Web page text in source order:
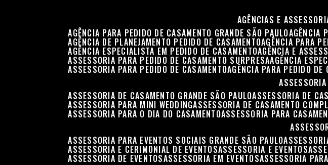
AGÊNCIAS E
AGÊNCIA PARA PEDIDO DE CASAMENTO GRANDE SÃO PAULO
AGÊNCIA DE PLANEJAMENTO PEDIDO DE CASAMENTO AGÊNCIA PARA
AGÊNCIA ESPECIALISTA EM PEDIDO DE CASAMENTO AGÊNCIA E
ASSESSORIA PARA PEDIDO DE CASAMENTO SURPRESA AGÊNCIA
ASSESSORIA PARA PEDIDO DE CASAMENTO AGÊNCIA PARA PEDIDO DE
ASSESSORIA DE CASAMENTO GRANDE SÃO PAULO ASSESSORIA DE
ASSESSORIA PARA MINI WEDDING ASSESSORIA DE CASAMENTO
ASSESSORIA PARA O DIA DO CASAMENTO ASSESSORIA PARA
ASSESSORIA PARA EVENTOS SOCIAIS GRANDE SÃO PAULO
ASSESSORIA E CERIMONIAL DE EVENTOS ASSESSORIA E EVENTOS
ASSESSORIA DE EVENTOS ASSESSORIA EM EVENTOS ASSESSORIA